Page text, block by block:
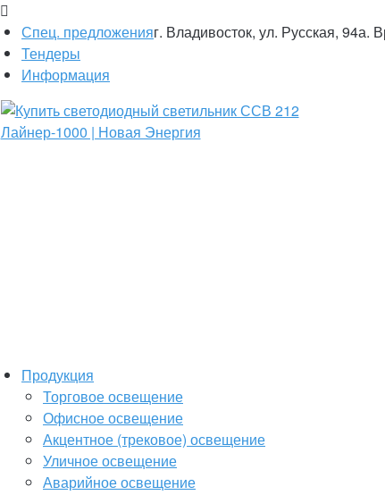
Спец. предложения
Тендеры
Информация
г. Владивосток, ул. Русская,
Продукция
Торговое освещение
Офисное освещение
Акцентное (трековое) освещение
Уличное освещение
Аварийное освещение